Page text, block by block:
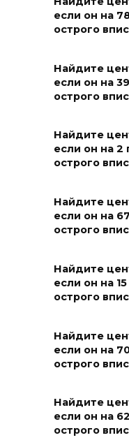
если он на
острого
Найдите
если он на
острого
Найдите
если он на 2
острого
Найдите
если он на
острого
Найдите
если он на
острого
Найдите
если он на
острого
Найдите
если он на
острого